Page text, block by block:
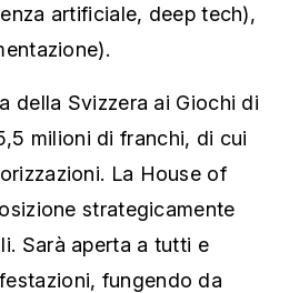
artificiale, deep tech),
della Svizzera ai Giochi di
milioni di franchi, di cui
La House of
strategicamente
Sarà aperta a tutti e
fungendo da